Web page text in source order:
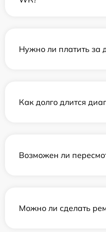
Нужно ли платить за
Как долго длится
Возможен ли
Можно ли сделать